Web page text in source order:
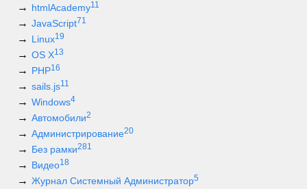
htmlAcademy11
JavaScript71
Linux19
OS X13
PHP16
sails.js11
Windows4
Автомобили2
Администрирование20
Без рамки281
Видео18
Журнал Системный Администратор5